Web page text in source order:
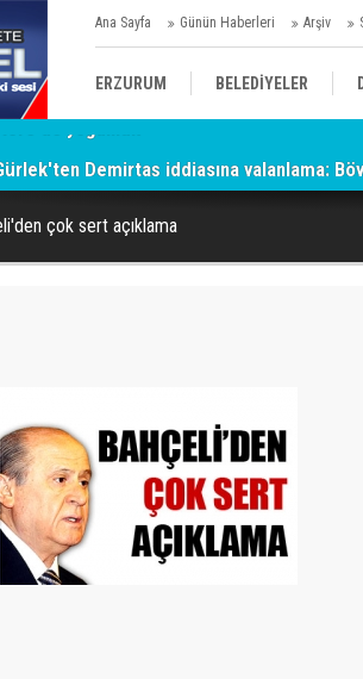
Ana Sayfa Günün Haberleri Arşiv
ERZURUM BELEDİYELER
KÜLTÜR/SANAT//MAĞAZİN
çok sert açıklama